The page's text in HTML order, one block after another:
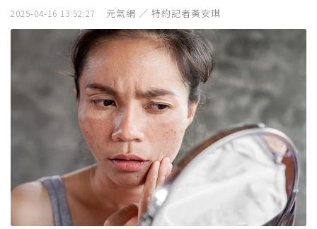
2025-04-16 13:52:27 元氣網 ／ 特約記者黃安琪